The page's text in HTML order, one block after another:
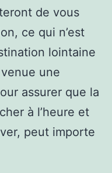
de vous
ce qui n’est
lointaine
une
assurer que la
à l’heure et
peut importe